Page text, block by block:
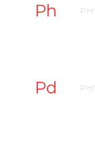
Ph
Pd